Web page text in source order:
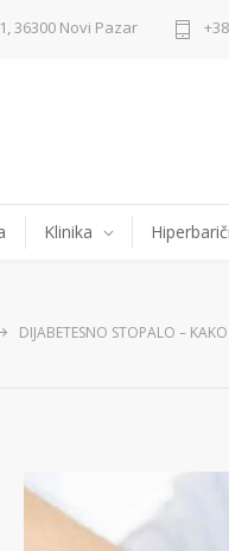
36300 Novi Pazar
Klinika
DIJABETESNO STOPALO –